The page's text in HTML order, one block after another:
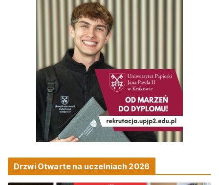
Drzwi Otwarte na uczelniach 2026